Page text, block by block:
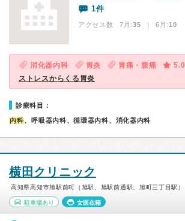
1件
アクセス数 7月:35 | 6月:10
消化器内科 胃炎 胃痛・腹痛
5.0
ストレスからくる胃炎
診療科目：
内科、呼吸器内科、循環器内科、消化器内科
横田クリニック
高知県高知市旭駅前町（旭駅、旭駅前通駅、旭町三丁目駅）
駐車場あり 女医在籍